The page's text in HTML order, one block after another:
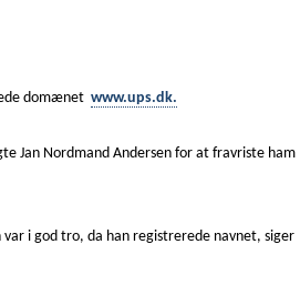
domænet www.ups.dk.
Jan Nordmand Andersen for at fravriste ham
i god tro, da han registrerede navnet, siger